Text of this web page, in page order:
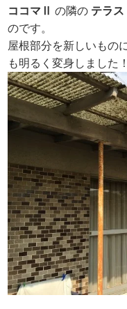
ココマⅡの隣の テラス
のです。
屋根部分を新しいもの
も明るく変身しました！